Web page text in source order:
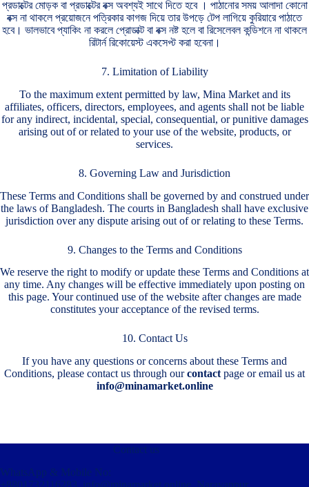
প্রডাক্টের মোড়ক বা প্রডাক্টের বক্স অবশ্যই সাথে দিতে হবে । পাঠানোর সময় আলাদা কোনো
বক্স না থাকলে প্রয়োজনে পত্রিকার কাগজ দিয়ে তার উপড়ে টেপ লাগিয়ে কুরিয়ারে পাঠাতে
হবে। ভালভাবে প্যাকিং না করলে প্রোডাক্ট বা বক্স নষ্ট হলে বা রিসেলেবল কন্ডিশনে না থাকলে
রিটার্ন রিকোয়েস্ট একসেপ্ট করা হবেনা।
7. Limitation of Liability
To the maximum extent permitted by law, Mina Market and its
affiliates, officers, directors, employees, and agents shall not be liable
for any indirect, incidental, special, consequential, or punitive damages
arising out of or related to your use of the website, products, or
services.
8. Governing Law and Jurisdiction
These Terms and Conditions shall be governed by and construed under
the laws of Bangladesh. The courts in Bangladesh shall have exclusive
jurisdiction over any dispute arising out of or relating to these Terms.
9. Changes to the Terms and Conditions
We reserve the right to modify or update these Terms and Conditions at
any time. Any changes will be effective immediately upon posting on
this page. Your continued use of the website after changes are made
constitutes your acceptance of the revised terms.
10. Contact Us
If you have any questions or concerns about these Terms and
Conditions, please contact us through ourcontact page or email us at
info@minamarket.online
Contact us
WhatsApp & Mobile No:
+8801732116283, info@minamarket.online, Narayanpur,